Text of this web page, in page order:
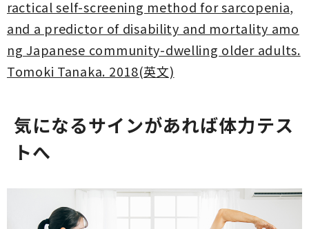
ractical self-screening method for sarcopenia,
and a predictor of disability and mortality amo
ng Japanese community-dwelling older adults.
Tomoki Tanaka. 2018(英文)
気になるサインがあれば体力テス
トへ